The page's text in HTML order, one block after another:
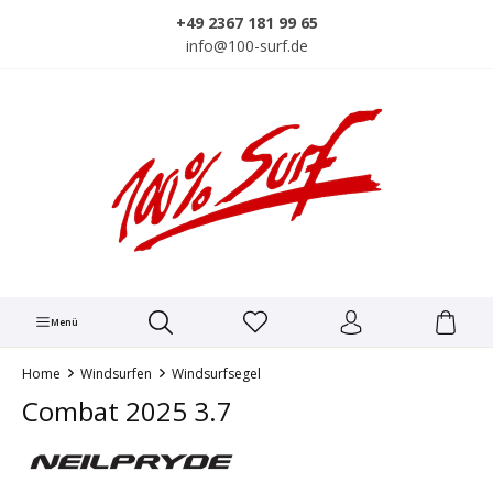
+49 2367 181 99 65
info@100-surf.de
Menü
Home Windsurfen Windsurfsegel
Combat 2025 3.7